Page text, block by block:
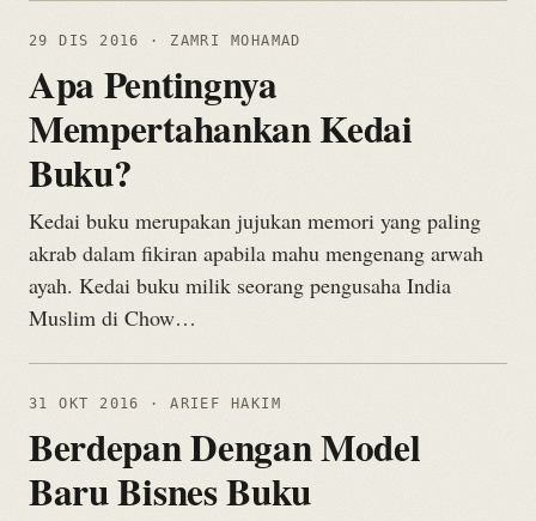
29 DIS 2016 · ZAMRI MOHAMAD
Apa Pentingnya
Mempertahankan Kedai
Buku?
Kedai buku merupakan jujukan memori yang paling
akrab dalam fikiran apabila mahu mengenang arwah
ayah. Kedai buku milik seorang pengusaha India
Muslim di Chow…
31 OKT 2016 · ARIEF HAKIM
Berdepan Dengan Model
Baru Bisnes Buku